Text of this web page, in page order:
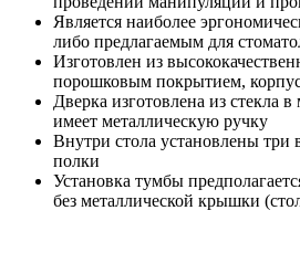
Является наиболее
либо предлагаемым для
Изготовлен из
порошковым покрытием,
Дверка изготовлена из стекла
имеет металлическую ручку
Внутри стола установлены
полки
Установка тумбы
без металлической крышки